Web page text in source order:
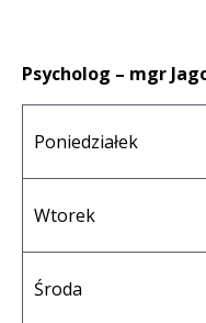
Psycholog – mgr
Poniedziałek
Wtorek
Środa